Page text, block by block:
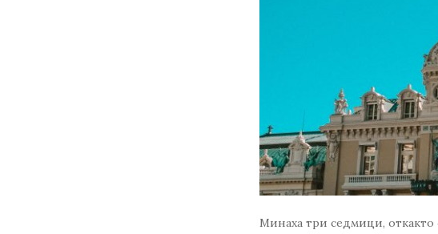
Минаха три седмици, откакто